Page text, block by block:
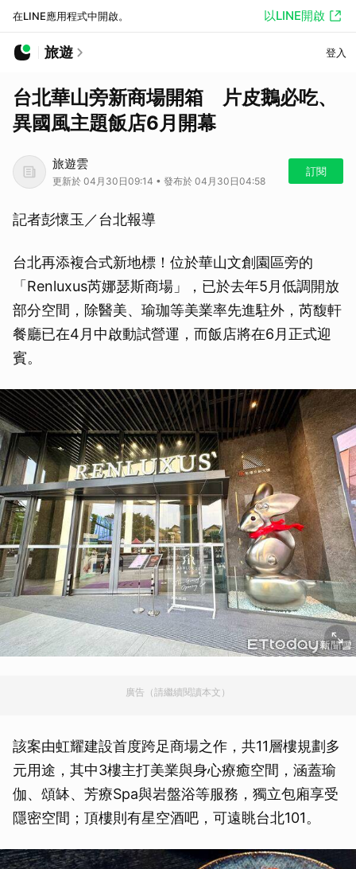
在LINE應用程式中開啟。 以LINE開啟
旅遊 登入
台北華山旁新商場開箱 片皮鵝必吃、
異國風主題飯店6月開幕
旅遊雲
更新於 04月30日09:14 • 發布於 04月30日04:58
訂閱
記者彭懷玉／台北報導
台北再添複合式新地標！位於華山文創園區旁的
「Renluxus芮娜瑟斯商場」，已於去年5月低調開放
部分空間，除醫美、瑜珈等美業率先進駐外，芮馥軒
餐廳已在4月中啟動試營運，而飯店將在6月正式迎
賓。
廣告（請繼續閱讀本文）
該案由虹耀建設首度跨足商場之作，共11層樓規劃多
元用途，其中3樓主打美業與身心療癒空間，涵蓋瑜
伽、頌缽、芳療Spa與岩盤浴等服務，獨立包廂享受
隱密空間；頂樓則有星空酒吧，可遠眺台北101。